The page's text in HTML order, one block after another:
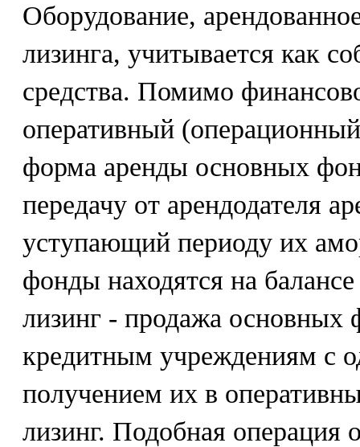
Оборудование,
лизинга, учитывается как
средства. Помимо
оперативный
форма аренды основных
передачу от арендодателя
уступающий периоду их
фонды находятся на
лизинг - продажа основных
кредитным учреждениям с
получением их в
лизинг. Подобная операция